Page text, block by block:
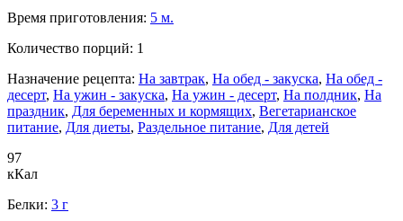
Время приготовления: 5 м.
Количество порций: 1
Назначение рецепта: На завтрак, На обед - закуска, На обед -
десерт, На ужин - закуска, На ужин - десерт, На полдник, На
праздник, Для беременных и кормящих, Вегетарианское
питание, Для диеты, Раздельное питание, Для детей
97
кКал
Белки: 3 г